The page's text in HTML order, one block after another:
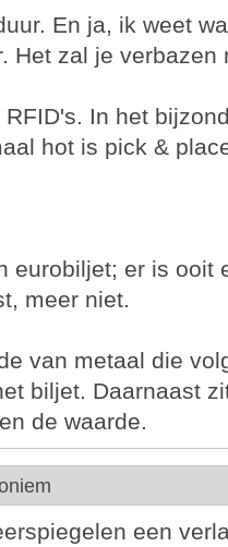
En ja, ik weet
Het zal je
In het
hot is pick &
eurobiljet; er is ooit
meer niet.
van metaal die
biljet. Daarnaast
de waarde.
een